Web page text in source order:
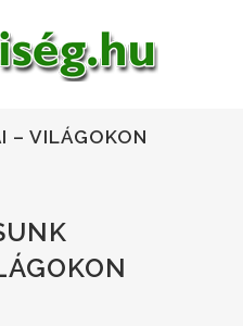
– VILÁGOKON